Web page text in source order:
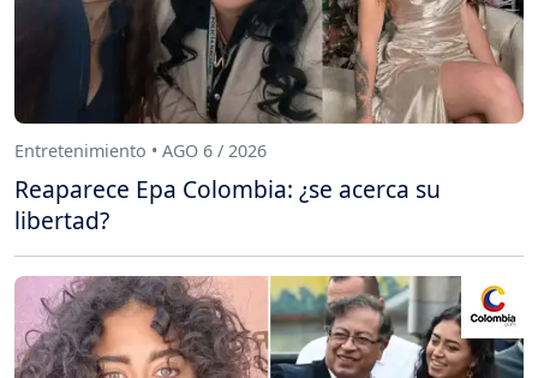
Entretenimiento • AGO 6 / 2026
Reaparece Epa Colombia: ¿se acerca su
libertad?